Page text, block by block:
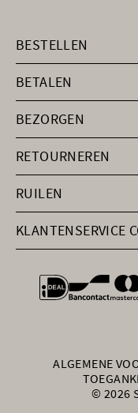
BESTELLEN
BETALEN
BEZORGEN
RETOURNEREN
RUILEN
KLANTENSERVICE
ALGEMENE
© 2026